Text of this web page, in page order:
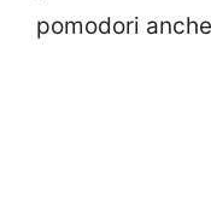
pomodori